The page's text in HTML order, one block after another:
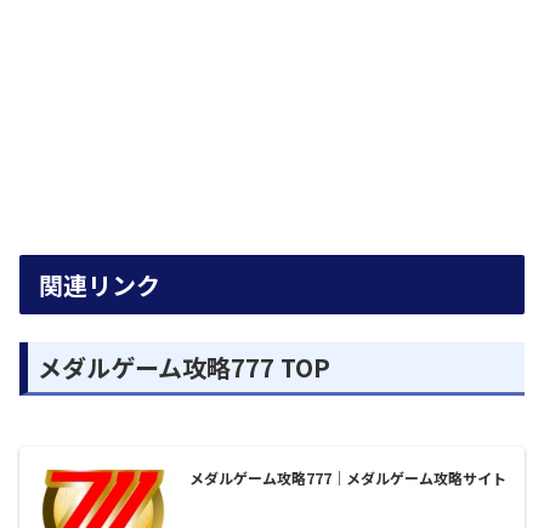
関連リンク
メダルゲーム攻略777 TOP
メダルゲーム攻略777｜メダルゲーム攻略サイト